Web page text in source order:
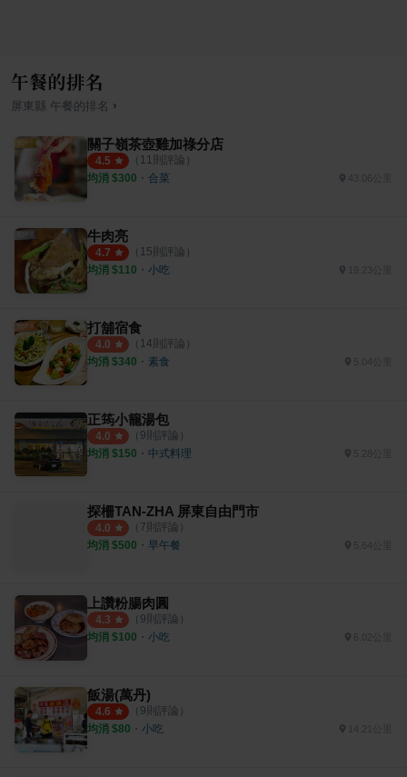
午餐的排名
屏東縣 午餐的排名 ›
關子嶺茶壺雞加祿分店
4.5 （ 11 則評論）
均消 $300 ・ 合菜 43.06公里
牛肉亮
4.7 （ 15則評論）
均消 $110 ・ 小吃
打舖宿食
4.0 （ 14則評論）
均消 $340 ・ 素食 5.04公里
正筠小籠湯包
4.0 （ 9則評論）
均消 $150 ・ 中式料理 5.28公里
探柵TAN-ZHA 屏東自由門市
4.0 （ 7則評論）
均消 $500 ・ 早午餐 5.64公里
上讚粉腸肉圓
4.3 （ 9則評論）
均消 $100 ・ 小吃
飯湯(萬丹)
4.6 （ 9則評論）
均消 $80 ・ 小吃 14.21公里